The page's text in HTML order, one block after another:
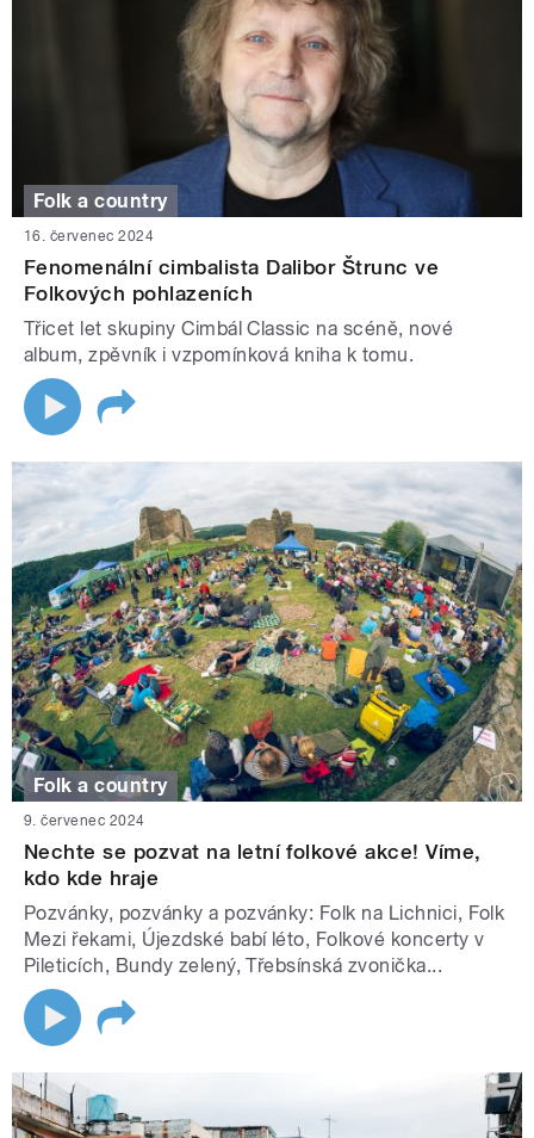
Folk a country
16. červenec 2024
Fenomenální cimbalista Dalibor Štrunc ve
Folkových pohlazeních
Třicet let skupiny Cimbál Classic na scéně, nové
album, zpěvník i vzpomínková kniha k tomu.
Folk a country
9. červenec 2024
Nechte se pozvat na letní folkové akce! Víme,
kdo kde hraje
Pozvánky, pozvánky a pozvánky: Folk na Lichnici, Folk
Mezi řekami, Újezdské babí léto, Folkové koncerty v
Pileticích, Bundy zelený, Třebsínská zvonička...